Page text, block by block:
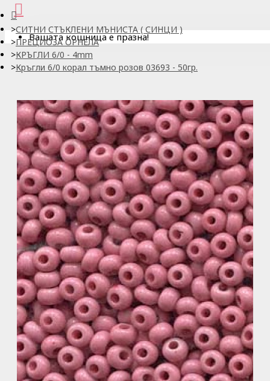
Вашата кошница е празна!
СИТНИ СТЪКЛЕНИ МЪНИСТА ( СИНЦИ )
ПРЕЦИОЗА ОРНЕЛА
КРЪГЛИ 6/0 - 4mm
Кръгли 6/0 корал тъмно розов 03693 - 50гр.